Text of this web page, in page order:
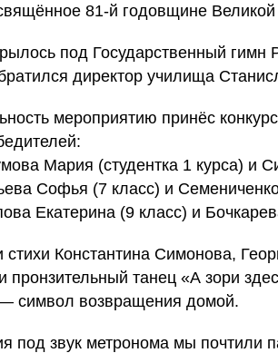
81-й годовщине
под Государственный
директор училища
мероприятию принёс
Мария (студентка 1 курса) и
Софья (7 класс) и
Екатерина (9 класс) и
стихи Константина Симонова,
пронзительный танец «А зори
символ возвращения домой.
под звук метронома мы почтили